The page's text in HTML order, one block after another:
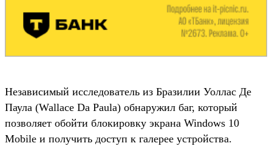
Независимый исследователь из Бразилии Уоллас Де
Паула (Wallace Da Paula) обнаружил баг, который
позволяет обойти блокировку экрана Windows 10
Mobile и получить доступ к галерее устройства.